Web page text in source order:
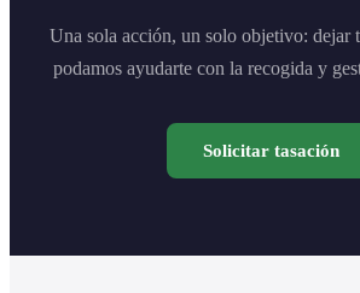
Una sola acción, un solo objetivo: dejar
podamos ayudarte con la recogida y
Solicitar tasación